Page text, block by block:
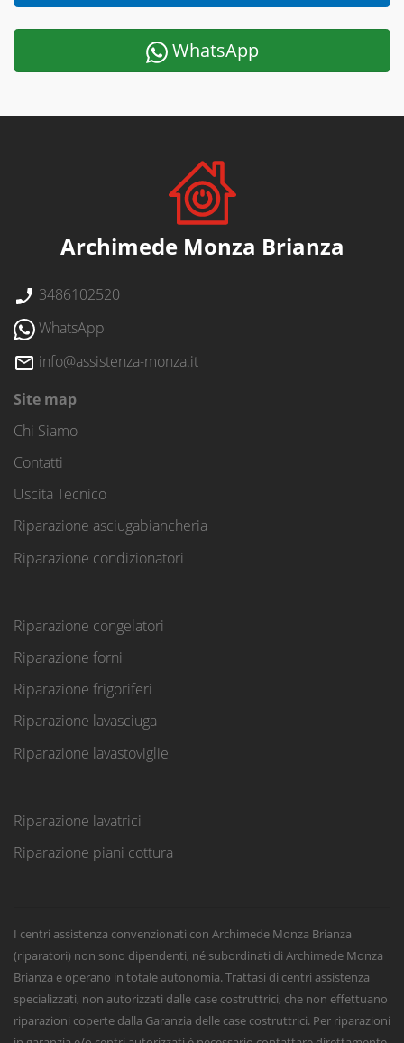
WhatsApp
Archimede Monza Brianza
3486102520
WhatsApp
info@assistenza-monza.it
Site map
Chi Siamo
Contatti
Uscita Tecnico
Riparazione asciugabiancheria
Riparazione condizionatori
Riparazione congelatori
Riparazione forni
Riparazione frigoriferi
Riparazione lavasciuga
Riparazione lavastoviglie
Riparazione lavatrici
Riparazione piani cottura
I centri assistenza convenzionati con Archimede Monza Brianza
(riparatori) non sono dipendenti, né subordinati di Archimede Monza
Brianza e operano in totale autonomia. Trattasi di centri assistenza
specializzati, non autorizzati dalle case costruttrici, che non effettuano
riparazioni coperte dalla Garanzia delle case costruttrici. Per riparazioni